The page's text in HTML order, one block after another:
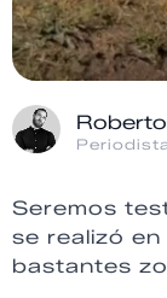
Seremos
se realizó
bastantes